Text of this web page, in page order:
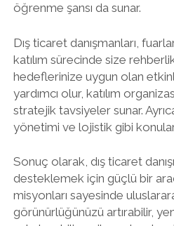
öğrenme şansı da sunar.
Dış ticaret danışmanları,
katılım sürecinde size
hedeflerinize uygun olan
yardımcı olur, katılım
stratejik tavsiyeler sunar.
yönetimi ve lojistik gibi
Sonuç olarak, dış ticaret
desteklemek için güçlü bir
misyonları sayesinde
görünürlüğünüzü artırabilir,